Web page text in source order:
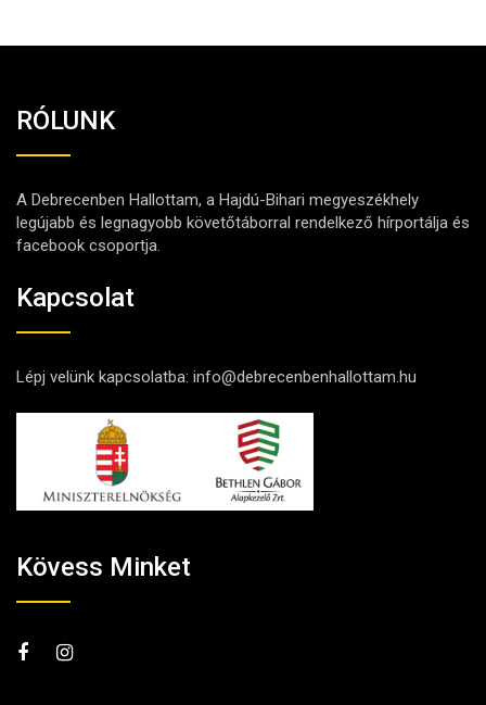
RÓLUNK
A Debrecenben Hallottam, a Hajdú-Bihari megyeszékhely
legújabb és legnagyobb követőtáborral rendelkező hírportálja és
facebook csoportja.
Kapcsolat
Lépj velünk kapcsolatba: info@debrecenbenhallottam.hu
Kövess Minket